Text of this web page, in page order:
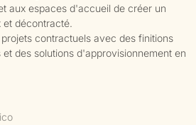
aux espaces d'accueil de créer un
et décontracté.
contractuels avec des finitions
des solutions d'approvisionnement en